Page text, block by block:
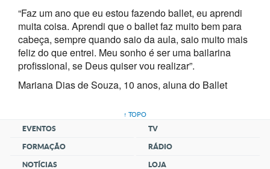
“Faz um ano que eu estou fazendo ballet, eu aprendi
muita coisa. Aprendi que o ballet faz muito bem para
cabeça, sempre quando saio da aula, saio muito mais
feliz do que entrei. Meu sonho é ser uma bailarina
profissional, se Deus quiser vou realizar”.
Mariana Dias de Souza, 10 anos, aluna do Ballet
↑ TOPO
EVENTOS
FORMAÇÃO
NOTÍCIAS
TV
RÁDIO
LOJA